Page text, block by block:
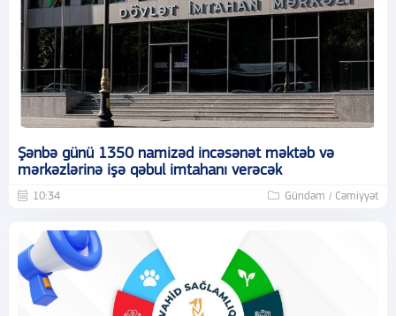
Şənbə günü 1350 namizəd incəsənət məktəb və
mərkəzlərinə işə qəbul imtahanı verəcək
10:34 Gündəm / Cəmiyyət